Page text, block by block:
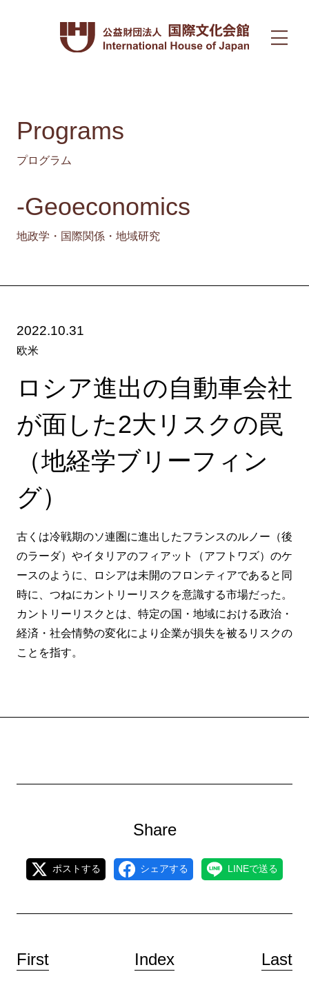
Programs
プログラム
-Geoeconomics
地政学・国際関係・地域研究
2022.10.31
欧米
ロシア進出の自動車会社
が面した2大リスクの罠
（地経学ブリーフィン
グ）
古くは冷戦期のソ連圏に進出したフランスのルノー（後
のラーダ）やイタリアのフィアット（アフトワズ）のケ
ースのように、ロシアは未開のフロンティアであると同
時に、つねにカントリーリスクを意識する市場だった。
カントリーリスクとは、特定の国・地域における政治・
経済・社会情勢の変化により企業が損失を被るリスクの
ことを指す。
Share
ポストする シェアする LINEで送る
First Index Last